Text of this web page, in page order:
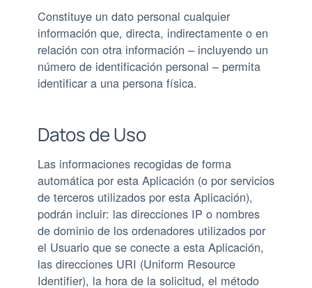
Constituye un dato personal cualquier
información que, directa, indirectamente o en
relación con otra información – incluyendo un
número de identificación personal – permita
identificar a una persona física.
Datos de Uso
Las informaciones recogidas de forma
automática por esta Aplicación (o por servicios
de terceros utilizados por esta Aplicación),
podrán incluir: las direcciones IP o nombres
de dominio de los ordenadores utilizados por
el Usuario que se conecte a esta Aplicación,
las direcciones URI (Uniform Resource
Identifier), la hora de la solicitud, el método